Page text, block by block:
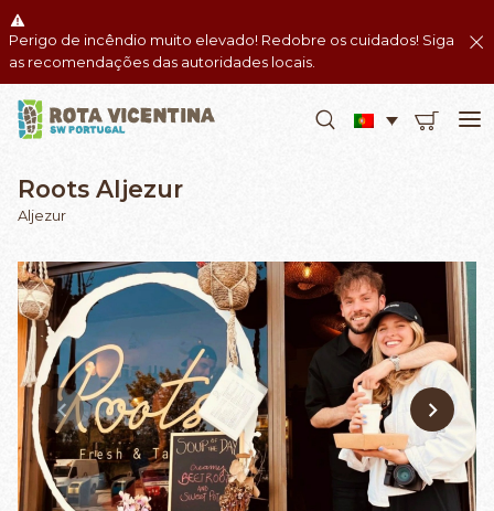
Perigo de incêndio muito elevado! Redobre os cuidados! Siga
as recomendações das autoridades locais.
Roots Aljezur
Aljezur